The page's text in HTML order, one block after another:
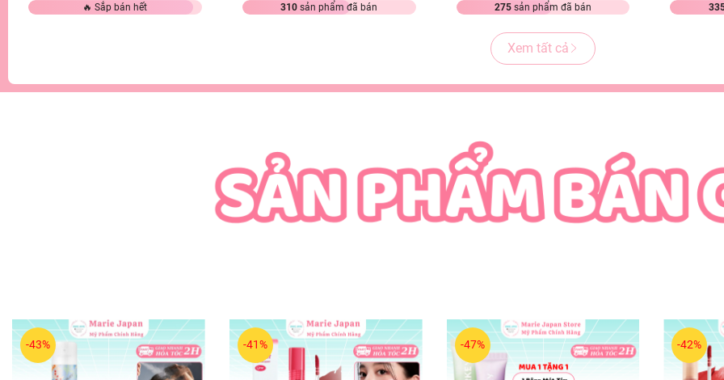
🔥 Sắp bán hết 310 sản phẩm đã bán 275sản phẩm đã bán
Xem tất cả
-43% -41% -47% -42%